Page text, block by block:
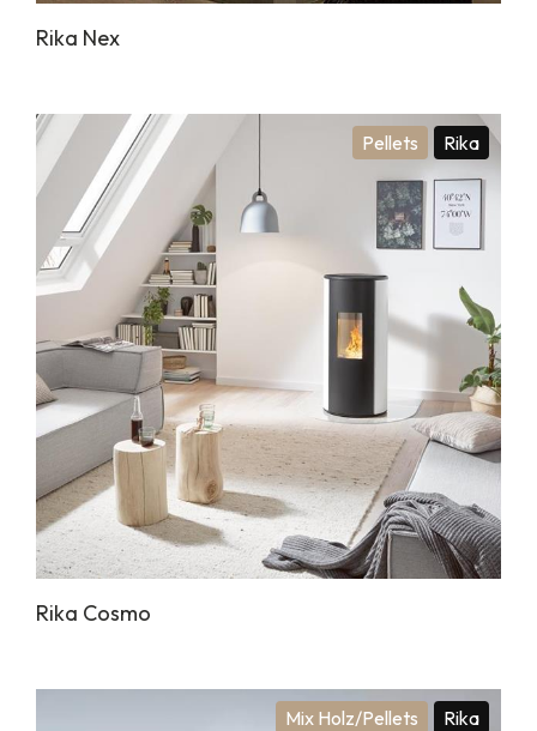
Rika Nex
Pellets Rika
Rika Cosmo
Mix Holz/Pellets Rika